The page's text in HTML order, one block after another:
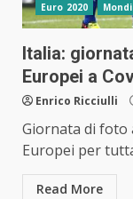
Euro 2020
Italia:
Europei a
Enrico Ricciulli
Giornata di foto
Europei per
Read More